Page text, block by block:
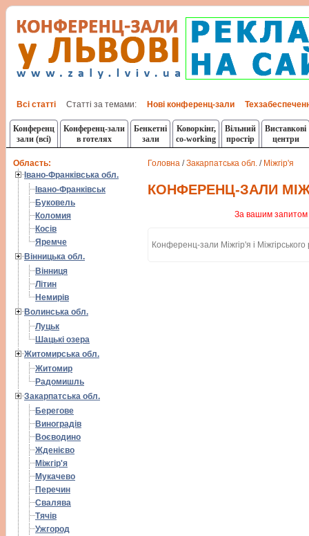
Всі статті Статті за темами: Нові конференц-зали
Конференц
зали (всі)
Конференц-зали
в готелях
Бенкетні
зали
Коворкінг,
co-working
Вільний
простір
Виставкові
центри
Область:
Івано-Франківська обл.
Івано-Франківськ
Буковель
Коломия
Косів
Яремче
Вінницька обл.
Вінниця
Літин
Немирів
Волинська обл.
Луцьк
Шацькі озера
Житомирська обл.
Житомир
Радомишль
Закарпатська обл.
Берегове
Виноградів
Воєводино
Жденієво
Міжгір'я
Мукачево
Перечин
Свалява
Тячів
Ужгород
Головна /Закарпатська обл. / Міжгір'я
КОНФЕРЕНЦ-ЗАЛИ
За вашим запитом
Конференц-зали Міжгір'я і Міжгірського